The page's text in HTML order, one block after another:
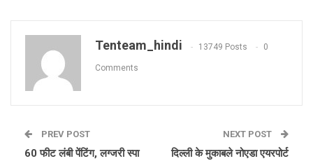
Tenteam_hindi 13749 Posts 0
Comments
PREV POST
60 फीट लंबी पेंटिंग, लग्जरी स्पा
NEXT POST
दिल्ली के मुकाबले नोएडा एयरपोर्ट